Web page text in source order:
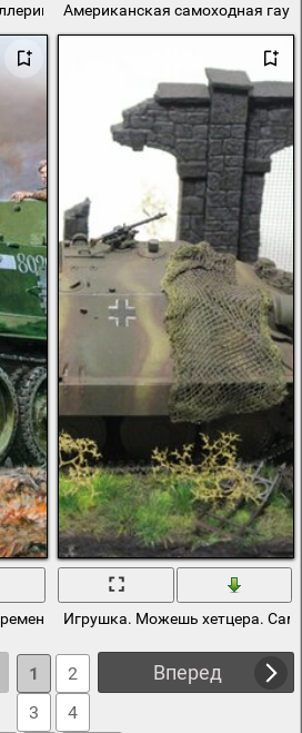
установка
Американская самоходная
второй мировой войны
Игрушка. Можешь хетцера.
Вперед
1
2
3
4